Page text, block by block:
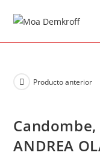
Producto anterior
ANDREA